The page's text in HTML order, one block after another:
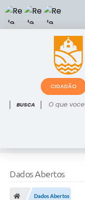
O que voce procura?
CIDADÃO
Dados Abertos
Dados Abertos